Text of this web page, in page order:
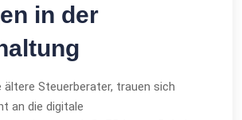
in der
ältere Steuerberater, trauen sich
an die digitale